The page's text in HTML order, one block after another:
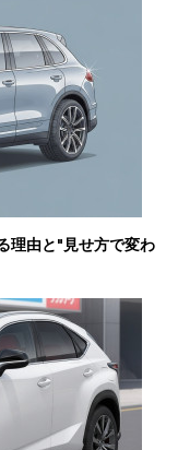
理由と"見せ方で変わ